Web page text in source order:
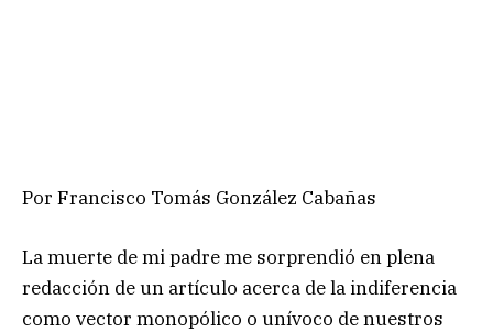
Por Francisco Tomás González Cabañas
La muerte de mi padre me sorprendió en plena
redacción de un artículo acerca de la indiferencia
como vector monopólico o unívoco de nuestros